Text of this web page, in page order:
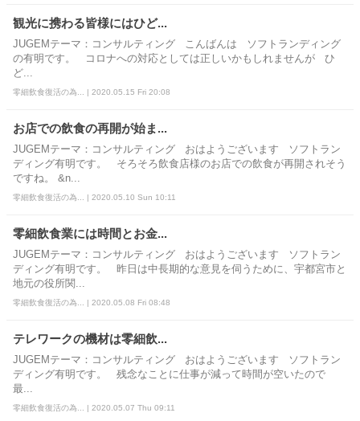
観光に携わる皆様にはひど...
JUGEMテーマ：コンサルティング こんばんは ソフトランディング
の有明です。 コロナへの対応としては正しいかもしれませんが ひ
ど...
零細飲食復活の為... | 2020.05.15 Fri 20:08
お店での飲食の再開が始ま...
JUGEMテーマ：コンサルティング おはようございます ソフトラン
ディング有明です。 そろそろ飲食店様のお店での飲食が再開されそう
ですね。 &n...
零細飲食復活の為... | 2020.05.10 Sun 10:11
零細飲食業には時間とお金...
JUGEMテーマ：コンサルティング おはようございます ソフトラン
ディング有明です。 昨日は中長期的な意見を伺うために、宇都宮市と
地元の役所関...
零細飲食復活の為... | 2020.05.08 Fri 08:48
テレワークの機材は零細飲...
JUGEMテーマ：コンサルティング おはようございます ソフトラン
ディング有明です。 残念なことに仕事が減って時間が空いたので
最...
零細飲食復活の為... | 2020.05.07 Thu 09:11